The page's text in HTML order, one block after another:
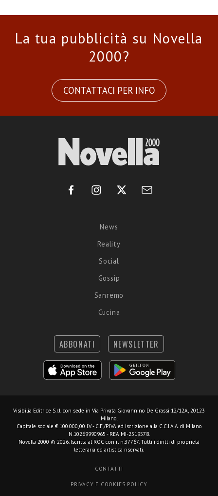
La tua pubblicità su Novella
2000?
CONTATTACI PER INFO
News
Reality
Social
Gossip
Sanremo
Cucina
ABBONATI NEWSLETTER
Visibilia Editrice S.r.l. con sede in Via Privata Giovannino De Grassi 12/12A, 20123
Milano.
Capitale sociale € 100.000,00 I.V. - C.F./P.IVA ed iscrizione alla C.C.I.A.A. di Milano
N.10269990965 - REA MI-2519578.
Novella 2000 © 2026. Iscritta al ROC con il n.37767. Tutti i diritti di proprietà
letteraria ed artistica riservati.
CONTATTI
PRIVACY E COOKIES POLICY